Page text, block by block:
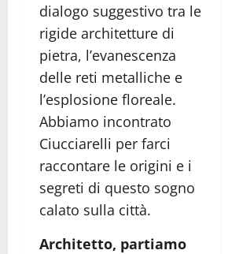
dialogo suggestivo tra le
rigide architetture di
pietra, l’evanescenza
delle reti metalliche e
l’esplosione floreale.
Abbiamo incontrato
Ciucciarelli per farci
raccontare le origini e i
segreti di questo sogno
calato sulla città.
Architetto, partiamo